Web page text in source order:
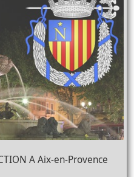
A Aix-en-Provence